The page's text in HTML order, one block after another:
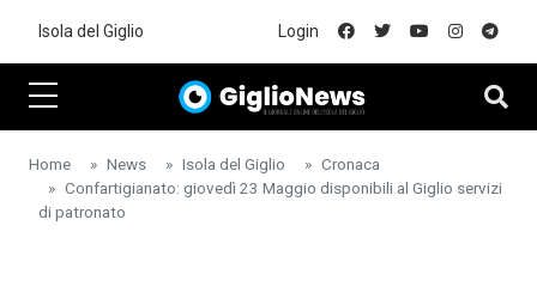
Isola del Giglio Login
Home News Isola del Giglio
Cronaca
Confartigianato: giovedì 23 Maggio disponibili al Giglio servizi
di patronato